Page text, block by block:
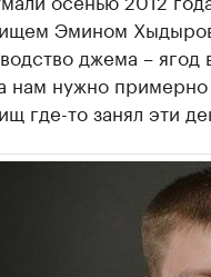
Эмином
джема – ягод
нам нужно
где-то занял эти